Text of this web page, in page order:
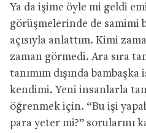
Ya da işime öyle mi geldi
görüşmelerinde de samimi
açısıyla anlattım. Kimi
zaman görmedi. Ara sıra
tanımım dışında
kendimi. Yeni insanlarla
öğrenmek için. “Bu işi
para yeter mi?” sorularını